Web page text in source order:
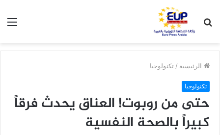
عن
الرئيسية / تكنولوجيا
تكنولوجيا
حتى من روبوت! العناق يحدث فرقاً
كبيراً بالصحة النفسية